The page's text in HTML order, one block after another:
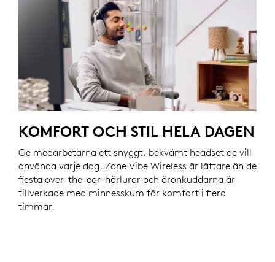
KOMFORT OCH STIL HELA DAGEN
Ge medarbetarna ett snyggt, bekvämt headset de vill
använda varje dag. Zone Vibe Wireless är lättare än de
flesta over-the-ear-hörlurar och öronkuddarna är
tillverkade med minnesskum för komfort i flera
timmar.